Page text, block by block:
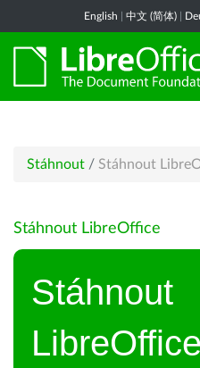
English 中文 (简体)
Stáhnout / Stáhnout
Stáhnout LibreOffice
Stáhnout
LibreOffice